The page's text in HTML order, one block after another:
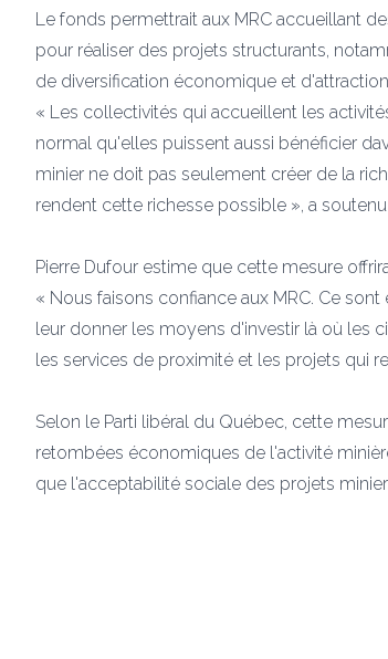
Le fonds permettrait aux MRC accueillant
pour réaliser des projets structurants,
de diversification économique et
« Les collectivités qui accueillent les
normal qu'elles puissent aussi bénéficier
minier ne doit pas seulement créer de la
rendent cette richesse possible », a soutenu
Pierre Dufour estime que cette mesure
« Nous faisons confiance aux MRC. Ce
leur donner les moyens d'investir là où les
les services de proximité et les projets qui
Selon le Parti libéral du Québec, cette
retombées économiques de l'activité
que l'acceptabilité sociale des projets